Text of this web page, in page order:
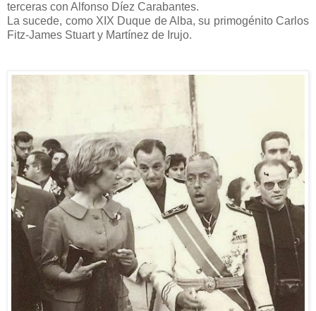
terceras con Alfonso Díez Carabantes.
La sucede, como XIX Duque de Alba, su primogénito Carlos
Fitz-James Stuart y Martínez de Irujo.